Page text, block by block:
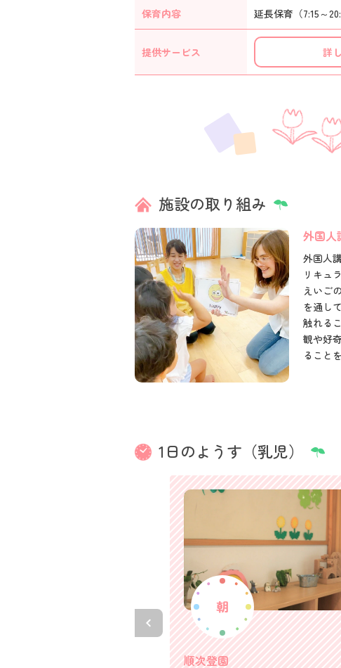
保育内容 延長保育（7:15～
提供サービス 詳
施設の取り組み
外国人
外国人
リキュ
えいご
を通し
触れる
観や好
ること
1日のようす（乳児）
順次登園